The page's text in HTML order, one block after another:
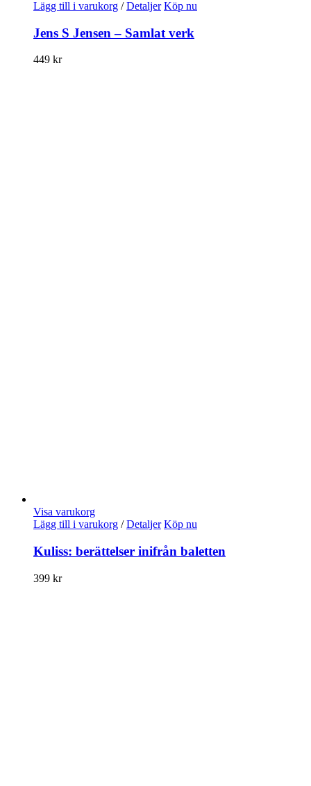
Lägg till i varukorg / Detaljer Köp nu
Jens S Jensen – Samlat verk
449 kr
Visa varukorg
Lägg till i varukorg / Detaljer Köp nu
Kuliss: berättelser inifrån baletten
399 kr